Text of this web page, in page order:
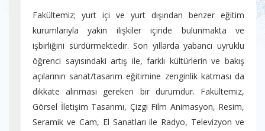
Fakültemiz; yurt içi ve yurt dışından benzer eğitim
kurumlarıyla yakın ilişkiler içinde bulunmakta ve
işbirliğini sürdürmektedir. Son yıllarda yabancı uyruklu
öğrenci sayısındaki artış ile, farklı kültürlerin ve bakış
açılarının sanat/tasarım eğitimine zenginlik katması da
dikkate alınması gereken bir durumdur. Fakültemiz,
Görsel İletişim Tasarımı, Çizgi Film Animasyon, Resim,
Seramik ve Cam, El Sanatları ile Radyo, Televizyon ve